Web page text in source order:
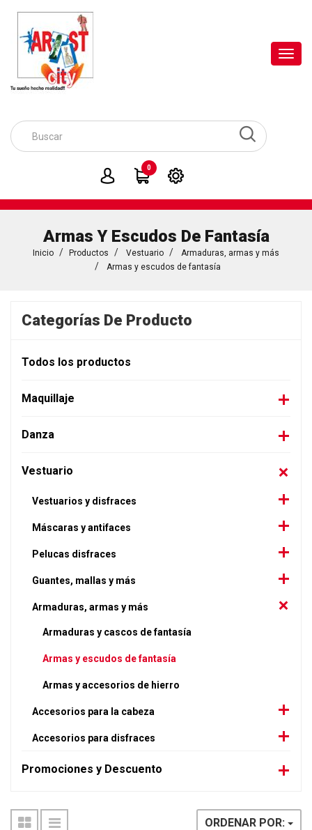
0
Armas Y Escudos De Fantasía
Inicio Productos Vestuario
Armaduras, armas y más
Armas y escudos de fantasía
Categorías De Producto
Todos los productos
Maquillaje
Danza
Vestuario
Vestuarios y disfraces
Máscaras y antifaces
Pelucas disfraces
Guantes, mallas y más
Armaduras, armas y más
Armaduras y cascos de fantasía
Armas y escudos de fantasía
Armas y accesorios de hierro
Accesorios para la cabeza
Accesorios para disfraces
Promociones y Descuento
ORDENAR POR: